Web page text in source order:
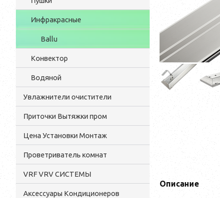
Инфракрасные
Ballu
Конвектор
Водяной
Увлажнители очистители
Приточки Вытяжки пром
Цена Установки Монтаж
Проветриватель комнат
VRF VRV СИСТЕМЫ
Аксессуары Кондиционеров
Описание